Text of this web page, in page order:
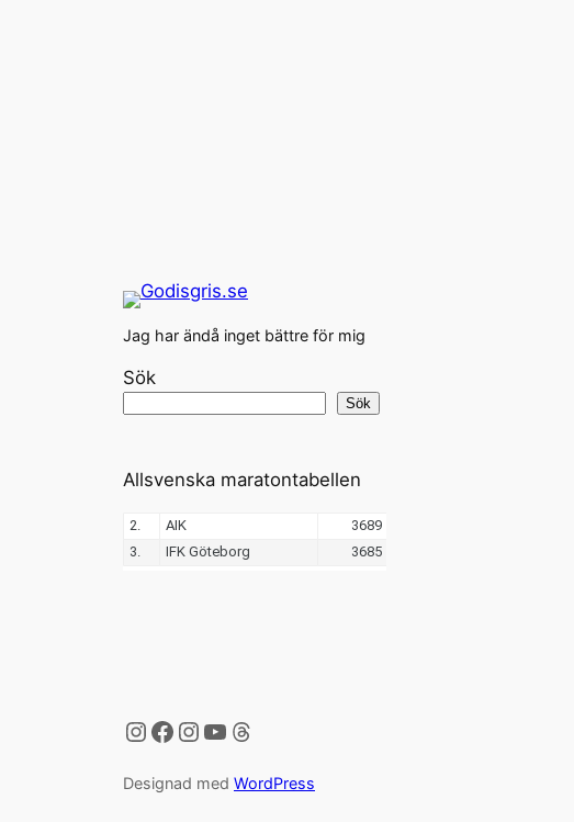
Jag har ändå inget bättre för mig
Sök
Sök
Allsvenska maratontabellen
Instagram
Facebook
Instagram
YouTube
Threads
Designad med WordPress